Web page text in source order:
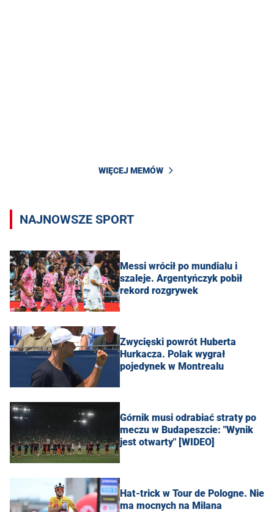
WIĘCEJ MEMÓW
NAJNOWSZE SPORT
Messi wrócił po mundialu i
szaleje. Argentyńczyk pobił
rekord rozgrywek
Zwycięski powrót Huberta
Hurkacza. Polak wygrał
pojedynek w Montrealu
Górnik musi odrabiać straty po
meczu w Budapeszcie: "Wynik
jest otwarty" [WIDEO]
Hat-trick w Tour de Pologne. Nie
ma mocnych na Milana